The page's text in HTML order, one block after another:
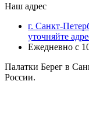
Наш адрес
г. Санкт-
уточняйте
Ежедневно с
Палатки Берег в
России.